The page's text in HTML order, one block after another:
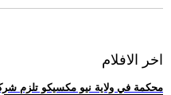
اخر الافلام
.. محكمة في ولاية نيو مكسيكو تلزم شركة ميتا